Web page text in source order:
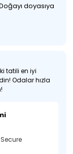
doyasıya
tatili en iyi
Odalar hızla